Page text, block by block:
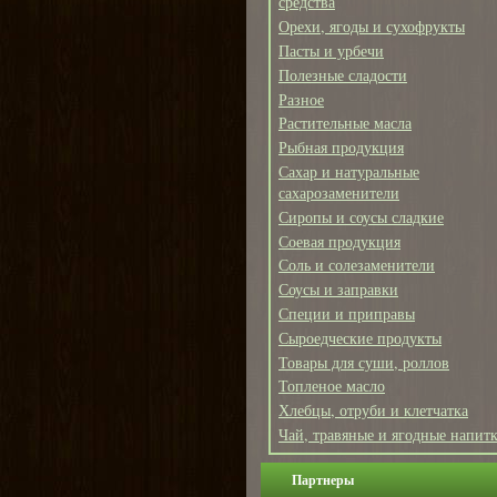
Орехи, ягоды и сухофрукты
Пасты и урбечи
Полезные сладости
Разное
Растительные масла
Рыбная продукция
Сахар и натуральные
сахарозаменители
Сиропы и соусы сладкие
Соевая продукция
Соль и солезаменители
Соусы и заправки
Специи и приправы
Сыроедческие продукты
Товары для суши, роллов
Топленое масло
Хлебцы, отруби и клетчатка
Чай, травяные и ягодные
Партнеры